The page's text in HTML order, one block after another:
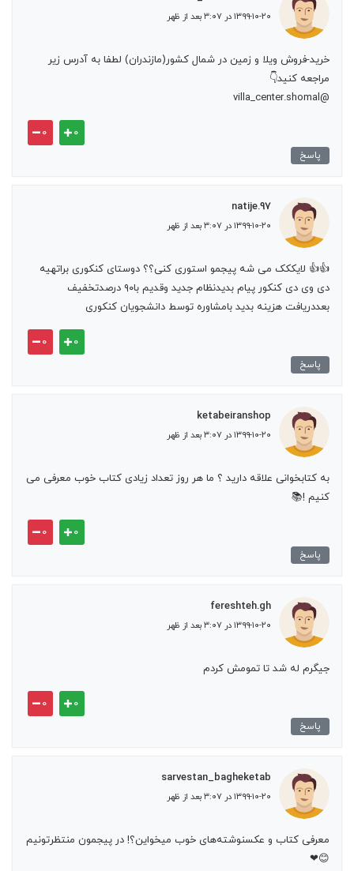
۱۳۹۹-۱۰-۲۰ در ۳:۰۷ بعد از ظهر
خرید-فروش ویلا و زمین در شمال کشور(مازندران) لطفا به آدرس زیر
مراجعه کنید👇
@villa_center.shomal
۰ ۰
پاسخ
natije.97
۱۳۹۹-۱۰-۲۰ در ۳:۰۷ بعد از ظهر
👍👍 لایککک می شه پیجمو استوری کنی؟؟ دوستای کنکوری براتهیه
دی وی دی کنکور پیام بدیدنظام جدید وقدیم با۹۰ درصدتخفیف
بعددریافت هزینه بدید بامشاوره توسط دانشجویان کنکوری
۰ ۰
پاسخ
ketabeiranshop
۱۳۹۹-۱۰-۲۰ در ۳:۰۷ بعد از ظهر
به کتابخوانی علاقه دارید ؟ ما هر روز تعداد زیادی کتاب خوب معرفی می
کنیم !📚
۰ ۰
پاسخ
fereshteh.gh
۱۳۹۹-۱۰-۲۰ در ۳:۰۷ بعد از ظهر
جیگرم له شد تا تمومش کردم
۰ ۰
پاسخ
sarvestan_bagheketab
۱۳۹۹-۱۰-۲۰ در ۳:۰۷ بعد از ظهر
معرفی کتاب و عکسنوشته‌های خوب میخواین؟! در پیجمون منتظرتونیم
😊❤